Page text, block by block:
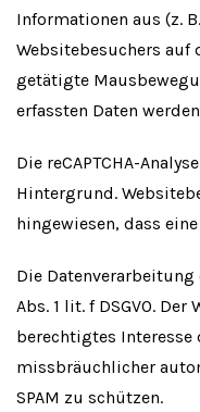
Informationen aus (z.
Websitebesuchers auf
getätigte
erfassten Daten
Die reCAPTCHA-
Hintergrund.
hingewiesen, dass
Die
Abs. 1 lit. f DSGVO.
berechtigtes Interesse
missbräuchlicher
SPAM zu schützen.